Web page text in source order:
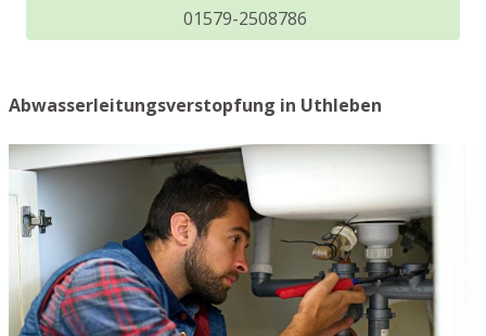
01579-2508786
Abwasserleitungsverstopfung in Uthleben